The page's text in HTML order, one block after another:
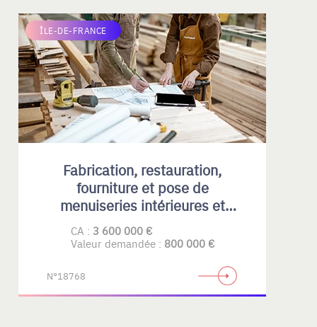
ÎLE-DE-FRANCE
Fabrication, restauration,
fourniture et pose de
menuiseries intérieures et
extérieures , principalement en
bois
CA : 3 600 000 €
Valeur demandée : 800 000 €
N°18768